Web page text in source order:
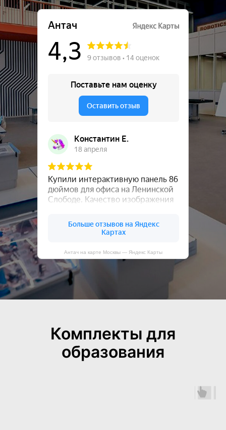
Антач на карте Москвы — Яндекс Карты
Комплекты для
образования